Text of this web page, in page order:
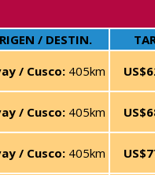
/ DESTIN.
/ Cusco: 405km
/ Cusco: 405km
/ Cusco: 405km